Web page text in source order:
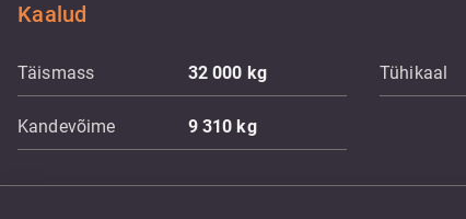
Kaalud
Täismass 32 000 kg Tühikaal
Kandevõime 9 310kg